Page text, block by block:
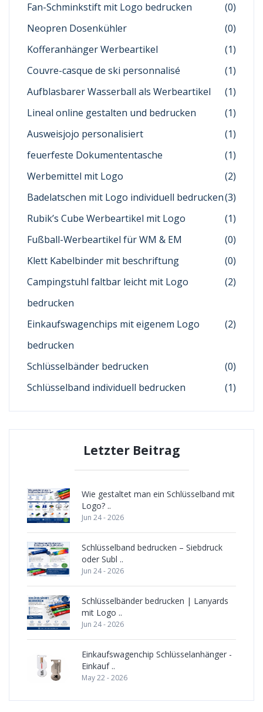
Fan-Schminkstift mit Logo bedrucken
(0)
Neopren Dosenkühler
(0)
Kofferanhänger Werbeartikel
(1)
Couvre-casque de ski personnalisé
(1)
Aufblasbarer Wasserball als Werbeartikel
(1)
Lineal online gestalten und bedrucken
(1)
Ausweisjojo personalisiert
(1)
feuerfeste Dokumententasche
(1)
Werbemittel mit Logo
(2)
Badelatschen mit Logo individuell bedrucken(3)
Rubik’s Cube Werbeartikel mit Logo
(1)
Fußball-Werbeartikel für WM & EM
(0)
Klett Kabelbinder mit beschriftung
(0)
Campingstuhl faltbar leicht mit Logo
bedrucken
(2)
Einkaufswagenchips mit eigenem Logo
bedrucken
(2)
Schlüsselbänder bedrucken
(0)
Schlüsselband individuell bedrucken
(1)
Letzter Beitrag
Wie gestaltet man ein Schlüsselband mit
Logo? ..
Jun 24 - 2026
Schlüsselband bedrucken – Siebdruck
oder Subl ..
Jun 24 - 2026
Schlüsselbänder bedrucken | Lanyards
mit Logo ..
Jun 24 - 2026
Einkaufswagenchip Schlüsselanhänger -
Einkauf ..
May 22 - 2026